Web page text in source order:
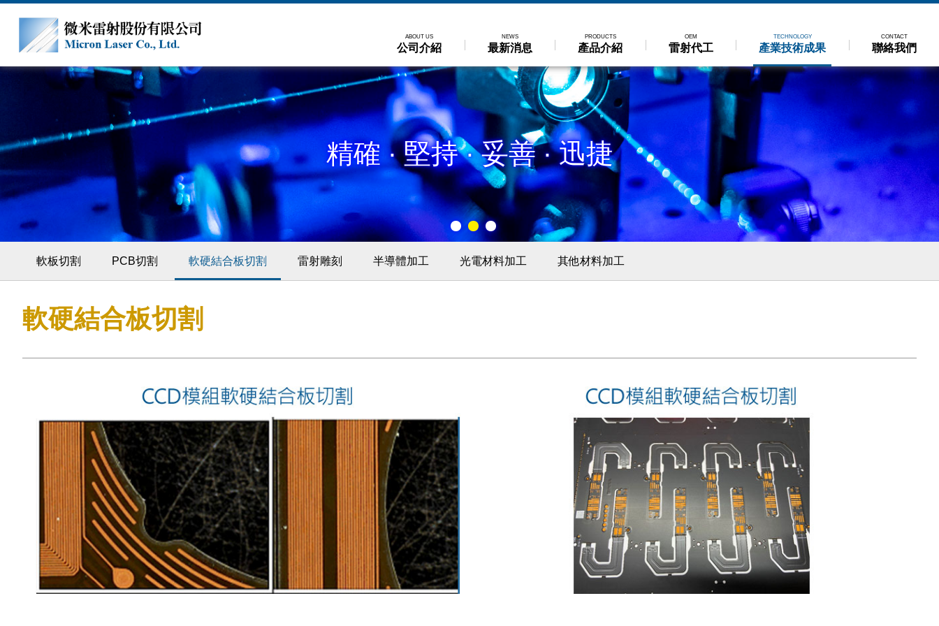
CONTACT
聯絡我們
TECHNOLOGY
產業技術成果
OEM
雷射代工
PRODUCTS
產品介紹
NEWS
最新消息
ABOUT US
公司介紹
精確 ∙ 堅持 ∙ 妥善 ∙ 迅捷
軟板切割 PCB切割 軟硬結合板切割 雷射雕刻 半導體加工 光電材料加工 其他材料加工
軟硬結合板切割